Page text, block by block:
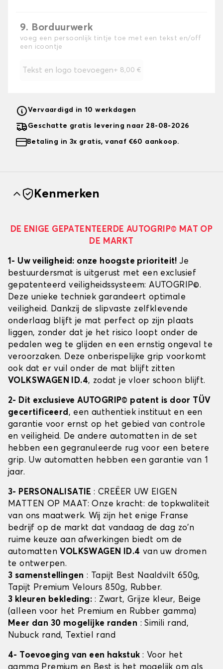
9. Borduurwerk
voeg een persoonlijk tintje toe met een tekst en/off
een icoontje
Tekst en logo toevoegen+ 8,00 €
Vervaardigd in 10 werkdagen
Geschatte gratis levering naar 28-08-2026
Betaling in 3x gratis, vanaf €60 aankoop.
Kenmerken
DE ENIGE GEPATENTEERDE AUTOGRIP© MAT OP
DE MARKT
1- Uw veiligheid: onze hoogste prioriteit!Je
bestuurdersmat is uitgerust met een exclusief
gepatenteerd veiligheidssysteem: AUTOGRIP©.
Deze unieke techniek garandeert optimale
veiligheid. Dankzij de slipvaste zelfklevende
onderlaag blijft je mat perfect op zijn plaats
liggen, zonder dat je het risico loopt onder de
pedalen weg te glijden en een ernstig ongeval te
veroorzaken. Deze onberispelijke grip voorkomt
ook dat er vuil onder de mat blijft zitten
VOLKSWAGEN ID.4, zodat je vloer schoon blijft.
2- Dit exclusieve AUTOGRIP© patent is door TÜV
gecertificeerd, een authentiek instituut en een
garantie voor ernst op het gebied van controle
en veiligheid. De andere automatten in de set
hebben een gegranuleerde rug voor een betere
grip. Uw automatten hebben een garantie van 1
jaar.
3- PERSONALISATIE: CREËER UW EIGEN
MATTEN OP MAAT: Onze kracht: de topkwaliteit
van ons maatwerk. Wij zijn het enige Franse
bedrijf op de markt dat vandaag de dag zo'n
ruime keuze aan afwerkingen biedt om de
automatten VOLKSWAGEN ID.4 van uw dromen
te ontwerpen.
3 samenstellingen : Tapijt Best Naaldvilt 650g,
Tapijt Premium Velours 850g, Rubber.
3 kleuren bekleding: : Zwart, Grijze kleur, Beige
(alleen voor het Premium en Rubber gamma)
Meer dan 30 mogelijke randen : Simili rand,
Nubuck rand, Textiel rand
4- Toevoeging van een hakstuk : Voor het